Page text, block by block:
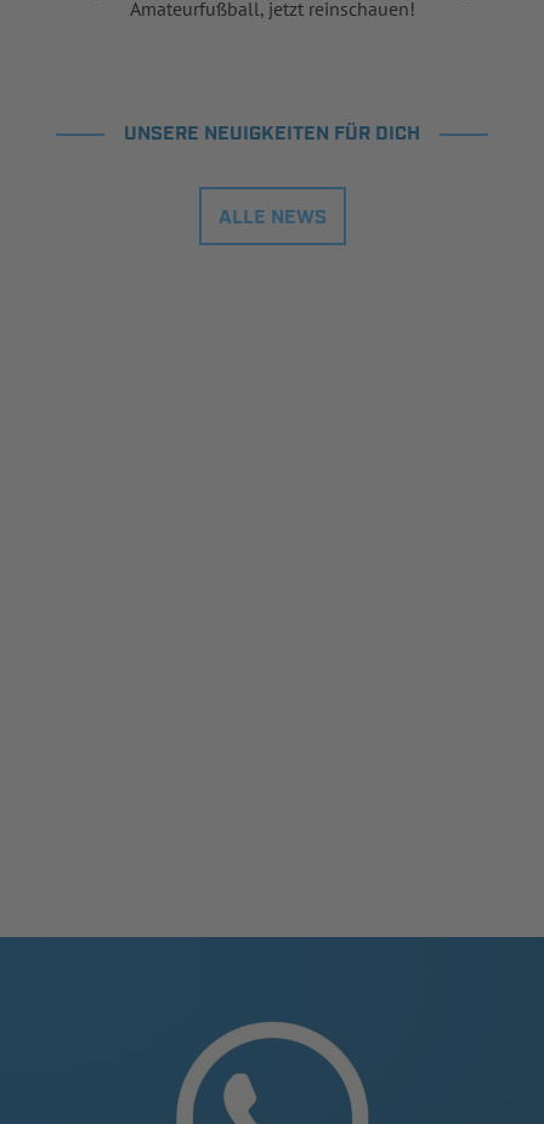
Amateurfußball, jetzt reinschauen!
UNSERE NEUIGKEITEN FÜR DICH
ALLE NEWS